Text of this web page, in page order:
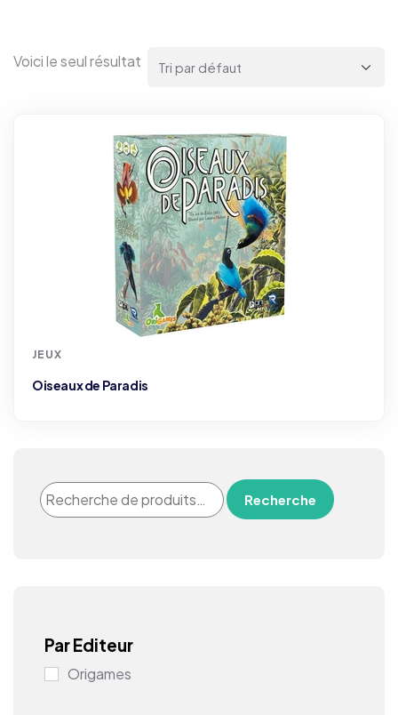
Voici le seul résultat
JEUX
Oiseaux de Paradis
Recherche
Par Editeur
Origames